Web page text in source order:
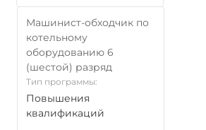
Машинист-обходчик по
котельному
оборудованию 6
(шестой) разряд
Тип программы:
Повышения
квалификаций